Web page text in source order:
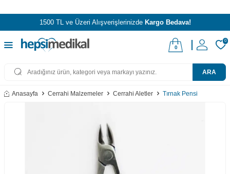
1500 TL ve Üzeri Alışverişlerinizde Kargo Bedava!
ARA
0
0
Anasayfa Cerrahi Malzemeler Cerrahi Aletler Tırnak Pensi